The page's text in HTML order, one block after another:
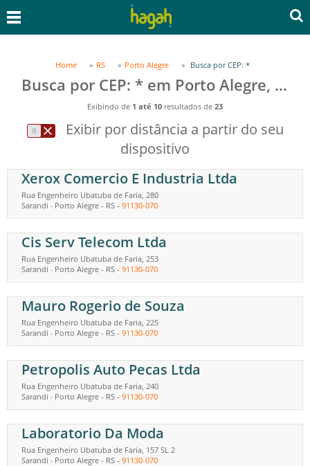
Home RS Porto Alegre Busca por CEP: *
Busca por CEP: * em Porto Alegre, RS
Exibindo de 1 até 10 resultados de 23
Exibir por distância a partir do seu
dispositivo
Xerox Comercio E Industria Ltda
Rua Engenheiro Ubatuba de Faria, 280
Sarandi - Porto Alegre - RS - 91130-070
Cis Serv Telecom Ltda
Rua Engenheiro Ubatuba de Faria, 253
Sarandi - Porto Alegre - RS - 91130-070
Mauro Rogerio de Souza
Rua Engenheiro Ubatuba de Faria, 225
Sarandi - Porto Alegre - RS - 91130-070
Petropolis Auto Pecas Ltda
Rua Engenheiro Ubatuba de Faria, 240
Sarandi - Porto Alegre - RS - 91130-070
Laboratorio Da Moda
Rua Engenheiro Ubatuba de Faria, 157 SL 2
Sarandi - Porto Alegre - RS - 91130-070